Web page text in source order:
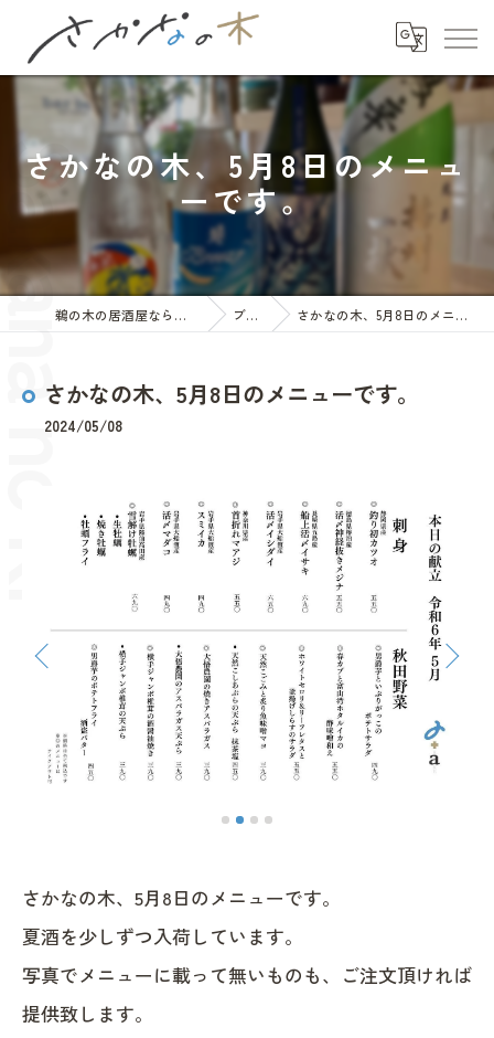
さかなの木、5月8日のメニュ
ーです。
鵜の木の居酒屋ならさかなの木 ブログ さかなの木、5月8日のメニューです。
さかなの木、5月8日のメニューです。
2024/05/08
さかなの木、5月8日のメニューです。
夏酒を少しずつ入荷しています。
写真でメニューに載って無いものも、ご注文頂ければ
提供致します。